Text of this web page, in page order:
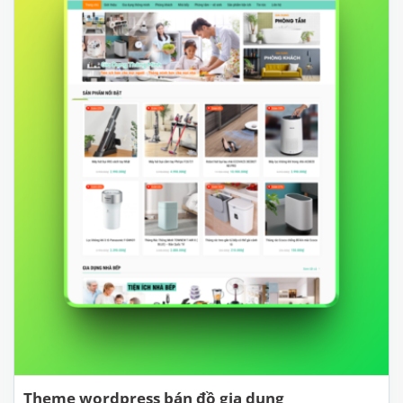
Theme wordpress bán đồ gia dụng